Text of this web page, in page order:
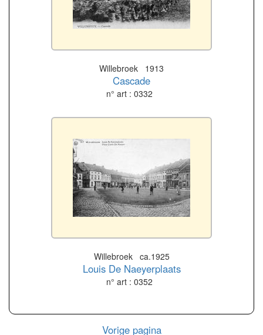
Willebroek 1913
Cascade
n° art : 0332
Willebroek ca.1925
Louis De Naeyerplaats
n° art : 0352
Vorige pagina